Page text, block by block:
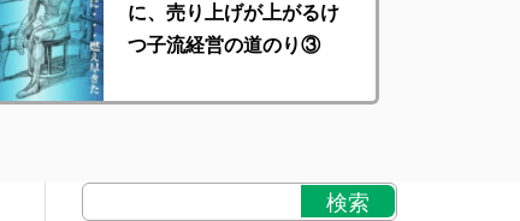
に、売り上げが上がるけ
つ子流経営の道のり③